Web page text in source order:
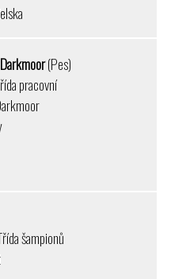
(Pes)
pracovní
šampionů